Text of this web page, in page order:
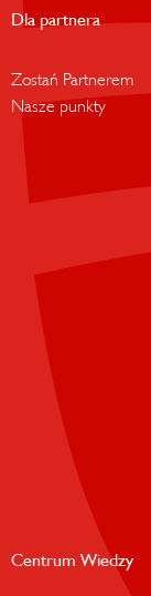
Dla partnera
Zostań Partnerem
Nasze punkty
Centrum Wiedzy